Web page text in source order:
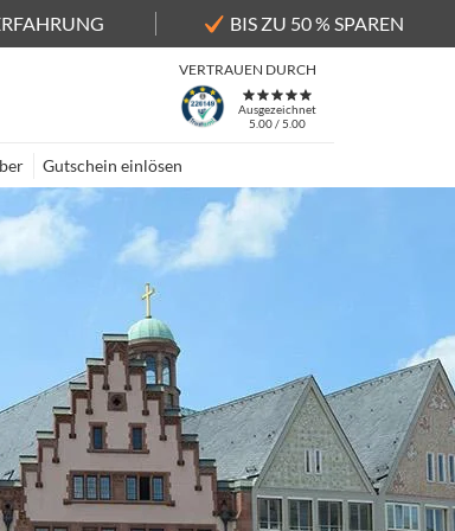
BIS ZU 50 % SPAREN
VERTRAUEN DURCH
Ausgezeichnet
5.00 / 5.00
Gutschein einlösen